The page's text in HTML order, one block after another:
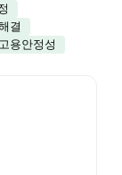
결
고용안정성